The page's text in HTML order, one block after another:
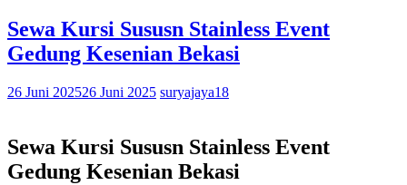
Sewa Kursi Sususn Stainless Event
Gedung Kesenian Bekasi
26 Juni 202526 Juni 2025 suryajaya18
Sewa Kursi Sususn Stainless Event
Gedung Kesenian Bekasi